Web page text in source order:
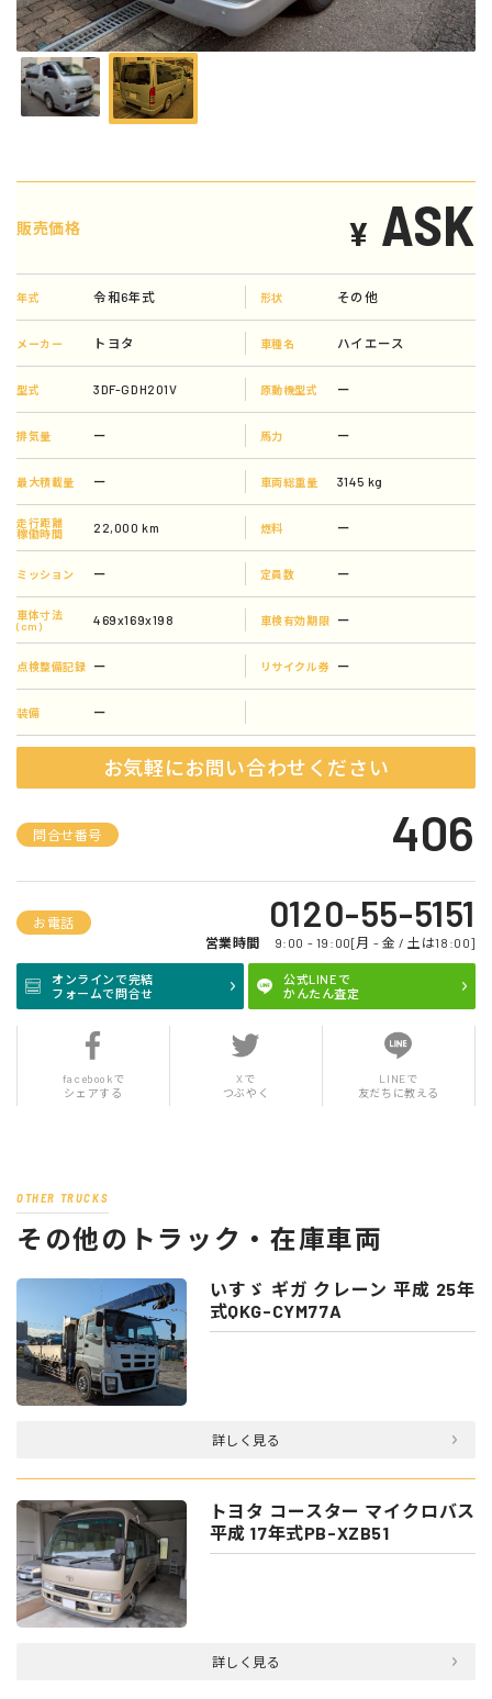
販売価格 ¥ ASK
年式 令和6年式 形状 その他
メーカー トヨタ 車種名 ハイエース
型式 3DF-GDH201V 原動機型式 ー
排気量 ー 馬力 ー
最大積載量 ー 車両総重量 3145 kg
走行距離
稼働時間
22,000 km 燃料 ー
ミッション ー 定員数 ー
車体寸法
(cm)
469x169x198 車検有効期限 ー
点検整備記録 ー リサイクル券 ー
装備 ー
お気軽にお問い合わせください
問合せ番号 406
お電話 0120-55-5151
営業時間 9:00 - 19:00[月 - 金 / 土は18:00]
オンラインで完結
フォームで問合せ
公式LINEで
かんたん査定
facebookで
シェアする
Xで
つぶやく
LINEで
友だちに教える
OTHER TRUCKS
その他のトラック・在庫車両
いすゞ ギガ クレーン 平成 25年
式QKG-CYM77A
詳しく見る
トヨタ コースター マイクロバス
平成 17年式PB-XZB51
詳しく見る